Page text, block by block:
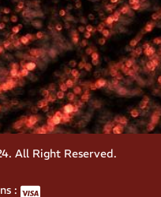
All Right Reserved.
: